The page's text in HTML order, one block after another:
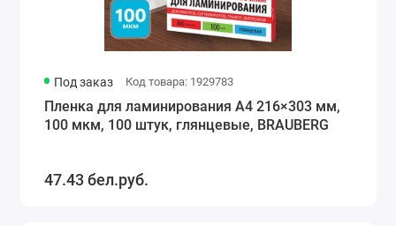
Под заказ Код товара: 1929783
Пленка для ламинирования A4 216×303 мм,
100 мкм, 100 штук, глянцевые, BRAUBERG
47.43 бел.руб.